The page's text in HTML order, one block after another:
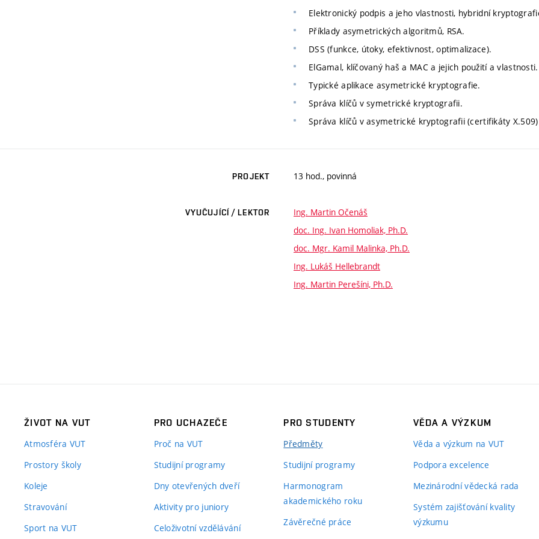
Elektronický podpis a jeho vlastnosti, hybridní
Příklady asymetrických algoritmů, RSA.
DSS (funkce, útoky, efektivnost, optimalizace).
ElGamal, klíčovaný haš a MAC a jejich použití a vlastnosti.
Typické aplikace asymetrické kryptografie.
Správa klíčů v symetrické kryptografii.
Správa klíčů v asymetrické kryptografii (certifikáty
PROJEKT 13 hod., povinná
VYUČUJÍCÍ / LEKTOR
Ing. Martin Očenáš
doc. Ing. Ivan Homoliak, Ph.D.
doc. Mgr. Kamil Malinka, Ph.D.
Ing. Lukáš Hellebrandt
Ing. Martin Perešíni, Ph.D.
ŽIVOT NA VUT
Atmosféra VUT
Prostory školy
Koleje
Stravování
Sport na VUT
PRO UCHAZEČE
Proč na VUT
Studijní programy
Dny otevřených dveří
Aktivity pro juniory
Celoživotní vzdělávání
PRO STUDENTY
Předměty
Studijní programy
Harmonogram
akademického roku
Závěrečné práce
VĚDA A VÝZKUM
Věda a výzkum na VUT
Podpora excelence
Mezinárodní vědecká rada
Systém zajišťování kvality
výzkumu